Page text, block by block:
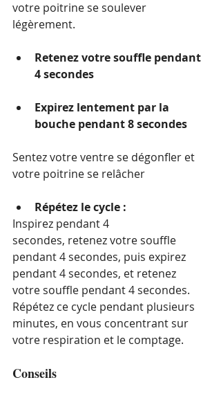
votre poitrine se soulever
légèrement.
Retenez votre souffle pendant
4 secondes
Expirez lentement par la
bouche pendant 8 secondes
Sentez votre ventre se dégonfler et
votre poitrine se relâcher
Répétez le cycle :
Inspirez pendant 4
secondes, retenez votre souffle
pendant 4 secondes, puis expirez
pendant 4 secondes, et retenez
votre souffle pendant 4 secondes.
Répétez ce cycle pendant plusieurs
minutes, en vous concentrant sur
votre respiration et le comptage.
Conseils